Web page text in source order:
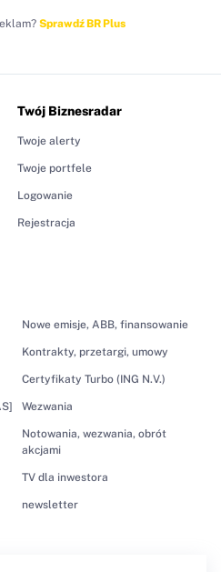
Sprawdź BR Plus
Nowe emisje, ABB, finansowanie
Kontrakty, przetargi, umowy
Certyfikaty Turbo (ING N.V.)
Wezwania
Notowania, wezwania, obrót
akcjami
TV dla inwestora
newsletter
Twój Biznesradar
Twoje alerty
Twoje portfele
Logowanie
Rejestracja